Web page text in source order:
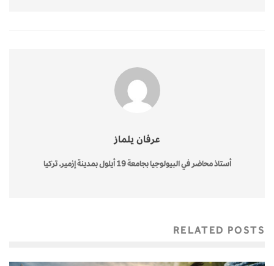
عرفان يلماز
أستاذ محاضر في البيولوجيا بجامعة 19 أيلول بمدينة إزمير. تركيا
RELATED POSTS